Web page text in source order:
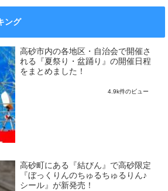
ング
高砂市内の各地区・自治会で開催さ
れる『夏祭り・盆踊り』の開催日程
をまとめました！
4.9k件のビュー
高砂町にある『結びん』で高砂限定
『ぼっくりんのちゅるちゅるりん♪
シール』が新発売！